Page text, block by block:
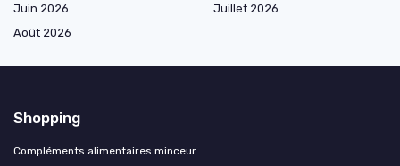
Juin 2026
Juillet 2026
Août 2026
Shopping
Compléments alimentaires minceur